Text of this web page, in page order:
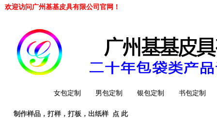
欢迎访问广州基基皮具有限公司官网！
女包定制 男包定制 银包定制 书包定制
工厂简介
制作样品，打样，打板，出纸样 点 此